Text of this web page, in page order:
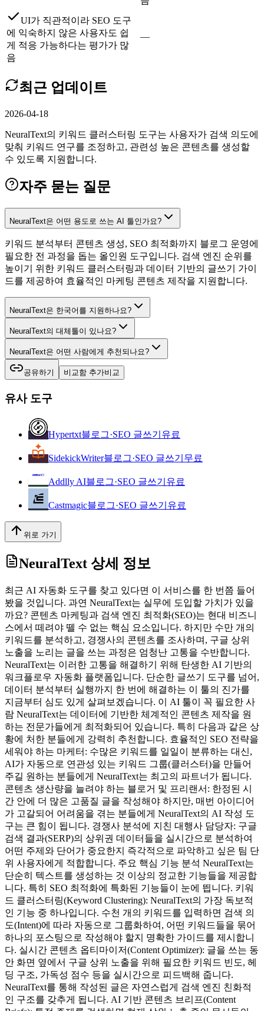
UI가 직관적이라 SEO 도구
에 익숙하지 않은 사용자도 쉽
게 적응 가능하다는 평가가 많
음
—
최근 업데이트
2026-04-18
NeuralText의 키워드 클러스터링 도구는 사용자가 검색 의도에
맞춰 키워드 연구를 조정하고, 관련성 높은 콘텐츠를 생성할
수 있도록 지원합니다.
자주 묻는 질문
NeuralText은 어떤 용도로 쓰는 AI 툴인가요?
키워드 분석부터 콘텐츠 생성, SEO 최적화까지 블로그 운영에
필요한 전 과정을 돕는 올인원 도구입니다. 검색 엔진 순위를
높이기 위한 키워드 클러스터링과 데이터 기반의 글쓰기 가이
드를 제공하여 효율적인 마케팅 콘텐츠 제작을 지원합니다.
NeuralText은 한국어를 지원하나요?
NeuralText의 대체툴이 있나요?
NeuralText은 어떤 사람에게 추천되나요?
공유하기 비교함 추가비교
유사 도구
Hypertxt블로그·SEO 글쓰기 유료
SidekickWriter블로그·SEO 글쓰기 무료
Addlly AI블로그·SEO 글쓰기 유료
Castmagic블로그·SEO 글쓰기 유료
위로 가기
NeuralText 상세 정보
최근 AI 자동화 도구를 찾고 있다면 이 서비스를 한 번쯤 들어
봤을 것입니다. 과연 NeuralText는 실무에 도입할 가치가 있을
까요? 콘텐츠 마케팅과 검색 엔진 최적화(SEO)는 현대 비즈니
스에서 떼려야 뗄 수 없는 핵심 요소입니다. 하지만 수만 개의
키워드를 분석하고, 경쟁사의 콘텐츠를 조사하며, 구글 상위
노출을 노리는 글을 쓰는 과정은 엄청난 고통을 수반합니다.
NeuralText는 이러한 고통을 해결하기 위해 탄생한 AI 기반의
워크플로우 자동화 플랫폼입니다. 단순한 글쓰기 도구를 넘어,
데이터 분석부터 실행까지 한 번에 해결하는 이 툴의 진가를
지금부터 심도 있게 살펴보겠습니다. 이 AI 툴이 꼭 필요한 사
람 NeuralText는 데이터에 기반한 체계적인 콘텐츠 제작을 원
하는 전문가들에게 최적화되어 있습니다. 특히 다음과 같은 상
황에 처한 분들에게 강력히 추천합니다. 효율적인 SEO 전략을
세워야 하는 마케터: 수많은 키워드를 일일이 분류하는 대신,
AI가 자동으로 연관성 있는 키워드 그룹(클러스터)을 만들어
주길 원하는 분들에게 NeuralText는 최고의 파트너가 됩니다.
콘텐츠 생산량을 늘려야 하는 블로거 및 프리랜서: 한정된 시
간 안에 더 많은 고품질 글을 작성해야 하지만, 매번 아이디어
가 고갈되어 어려움을 겪는 분들에게 NeuralText의 AI 작성 도
구는 큰 힘이 됩니다. 경쟁사 분석에 지친 대행사 담당자: 구글
검색 결과(SERP)의 상위권 데이터들을 실시간으로 분석하여
어떤 주제와 단어가 중요한지 즉각적으로 파악하고 싶은 팀 단
위 사용자에게 적합합니다. 주요 핵심 기능 분석 NeuralText는
단순히 텍스트를 생성하는 것 이상의 정교한 기능들을 제공합
니다. 특히 SEO 최적화에 특화된 기능들이 눈에 띕니다. 키워
드 클러스터링(Keyword Clustering): NeuralText의 가장 독보적
인 기능 중 하나입니다. 수천 개의 키워드를 입력하면 검색 의
도(Intent)에 따라 자동으로 그룹화하여, 어떤 키워드들을 묶어
하나의 포스팅으로 작성해야 할지 명확한 가이드를 제시합니
다. 실시간 콘텐츠 옵티마이저(Content Optimizer): 글을 쓰는 동
안 화면 옆에서 구글 상위 노출을 위해 필요한 키워드 빈도, 헤
딩 구조, 가독성 점수 등을 실시간으로 피드백해 줍니다.
NeuralText를 통해 작성된 글은 자연스럽게 검색 엔진 친화적
인 구조를 갖추게 됩니다. AI 기반 콘텐츠 브리프(Content